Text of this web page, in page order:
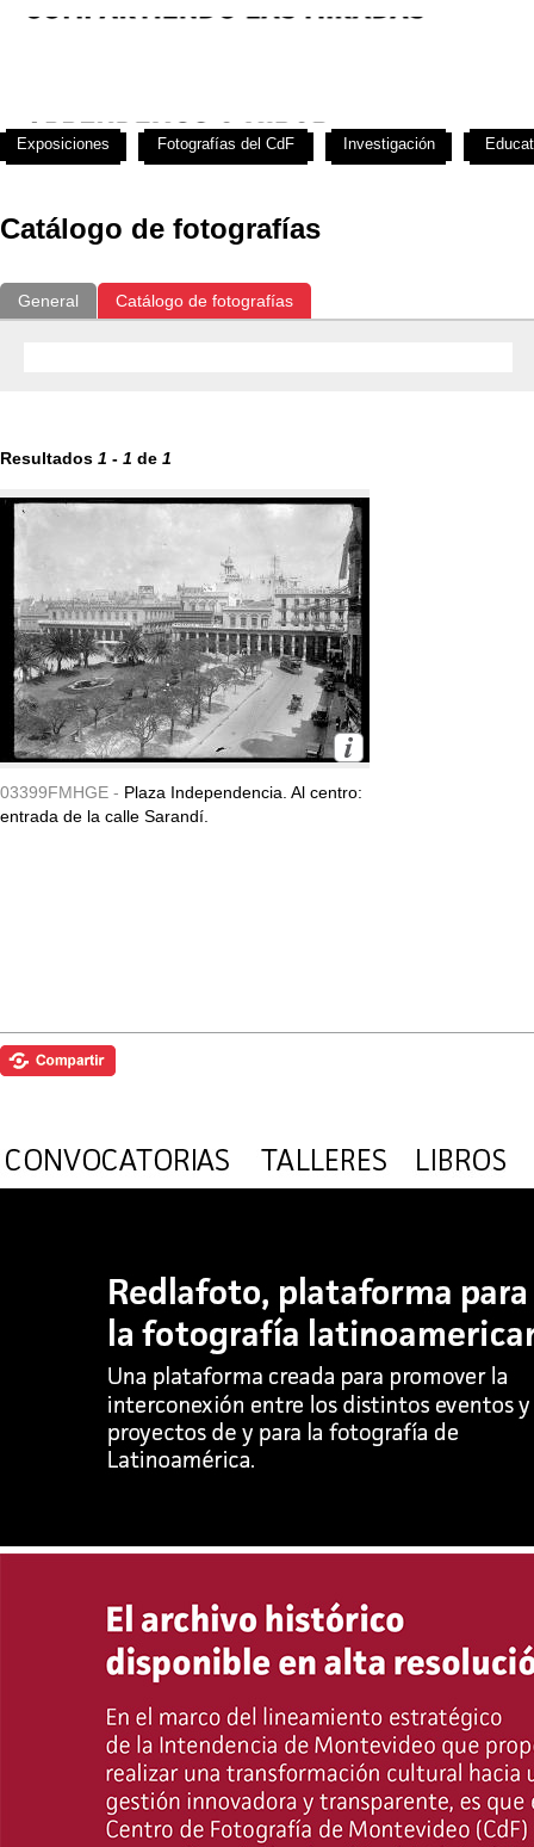
Catálogo de fotografías
General Catálogo de fotografías
Resultados 1 - 1 de 1
03399FMHGE - Plaza Independencia. Al centro:
entrada de la calle Sarandí.
Exposiciones Fotografías del CdF Investigación